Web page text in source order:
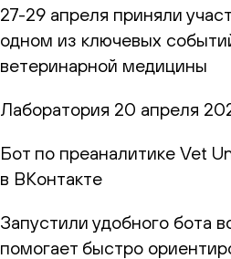
27-29 апреля приняли
одном из ключевых
ветеринарной медицины
Лаборатория 20 апреля
Бот по преаналитике Vet
в ВКонтакте
Запустили удобного бота
помогает быстро